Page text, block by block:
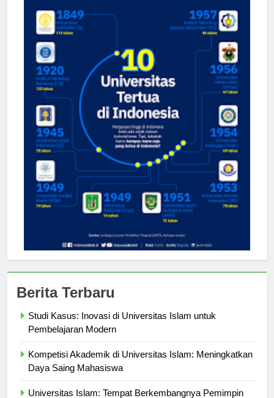
Studi Kasus: Inovasi di Universitas Islam untuk
Kompetisi Akademik di Universitas Islam: Meningkatkan